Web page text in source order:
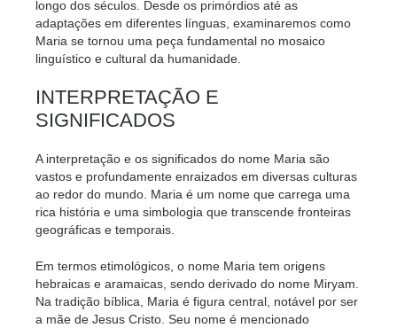
longo dos séculos. Desde os primórdios até as
adaptações em diferentes línguas, examinaremos como
Maria se tornou uma peça fundamental no mosaico
linguístico e cultural da humanidade.
INTERPRETAÇÃO E
SIGNIFICADOS
A interpretação e os significados do nome Maria são
vastos e profundamente enraizados em diversas culturas
ao redor do mundo. Maria é um nome que carrega uma
rica história e uma simbologia que transcende fronteiras
geográficas e temporais.
Em termos etimológicos, o nome Maria tem origens
hebraicas e aramaicas, sendo derivado do nome Miryam.
Na tradição bíblica, Maria é figura central, notável por ser
a mãe de Jesus Cristo. Seu nome é mencionado